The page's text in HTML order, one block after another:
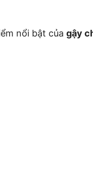
nổi bật của gậy